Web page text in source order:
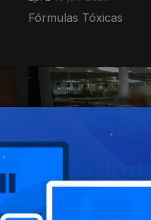
Fórmulas Tóxicas
Os Inspetores